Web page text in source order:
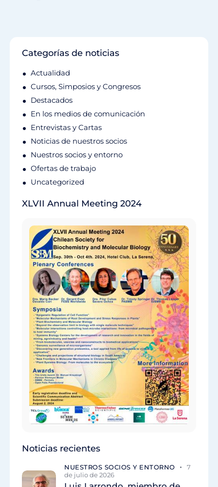
Categorías de noticias
Actualidad
Cursos, Simposios y Congresos
Destacados
En los medios de comunicación
Entrevistas y Cartas
Noticias de nuestros socios
Nuestros socios y entorno
Ofertas de trabajo
Uncategorized
XLVII Annual Meeting 2024
Noticias recientes
NUESTROS SOCIOS Y ENTORNO
7
de julio de 2026